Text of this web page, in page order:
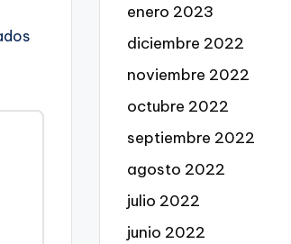
enero 2023
diciembre 2022
noviembre 2022
octubre 2022
septiembre 2022
agosto 2022
julio 2022
junio 2022